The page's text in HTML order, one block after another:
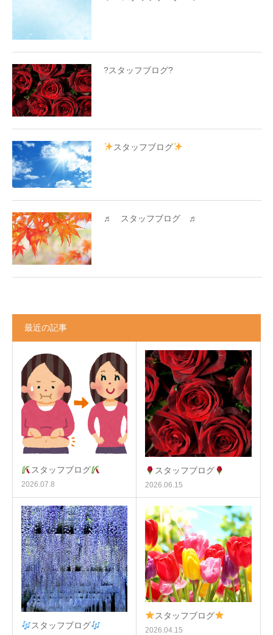
?スタッフブログ?
スタッフブログ
♬ スタッフブログ ♬
最近の記事
スタッフブログ
2026.07.8
スタッフブログ
2026.06.15
スタッフブログ
スタッフブログ
2026.04.15